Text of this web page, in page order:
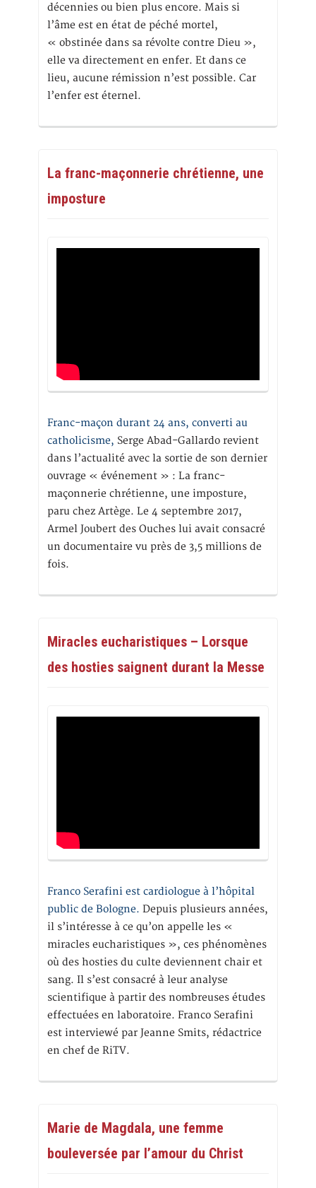
décennies ou bien plus encore. Mais si
l’âme est en état de péché mortel,
« obstinée dans sa révolte contre Dieu »,
elle va directement en enfer. Et dans ce
lieu, aucune rémission n’est possible. Car
l’enfer est éternel.
La franc-maçonnerie chrétienne, une
imposture
Franc-maçon durant 24 ans, converti au
catholicisme, Serge Abad-Gallardo revient
dans l’actualité avec la sortie de son dernier
ouvrage « événement » : La franc-
maçonnerie chrétienne, une imposture,
paru chez Artège. Le 4 septembre 2017,
Armel Joubert des Ouches lui avait consacré
un documentaire vu près de 3,5 millions de
fois.
Miracles eucharistiques – Lorsque
des hosties saignent durant la Messe
Franco Serafini est cardiologue à l’hôpital
public de Bologne. Depuis plusieurs années,
il s’intéresse à ce qu’on appelle les «
miracles eucharistiques », ces phénomènes
où des hosties du culte deviennent chair et
sang. Il s’est consacré à leur analyse
scientifique à partir des nombreuses études
effectuées en laboratoire. Franco Serafini
est interviewé par Jeanne Smits, rédactrice
en chef de RiTV.
Marie de Magdala, une femme
bouleversée par l’amour du Christ